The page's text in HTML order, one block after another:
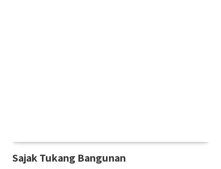
Sajak Tukang Bangunan